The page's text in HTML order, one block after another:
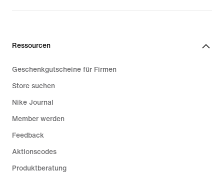
Ressourcen
Geschenkgutscheine für Firmen
Store suchen
Nike Journal
Member werden
Feedback
Aktionscodes
Produktberatung